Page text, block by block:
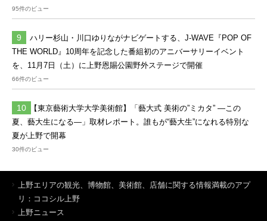
95件のビュー
ハリー杉山・川口ゆりながナビゲートする、J-WAVE『POP OF
THE WORLD』10周年を記念した番組初のアニバーサリーイベント
を、11月7日（土）に上野恩賜公園野外ステージで開催
66件のビュー
【東京藝術大学大学美術館】「藝大式 美術の”ミカタ” ―この
夏、藝大生になる―」取材レポート。誰もが“藝大生”になれる特別な
夏が上野で開幕
30件のビュー
上野エリアの観光、博物館、美術館、店舗に関する情報満載のアプ
リ：ココシル上野
上野ニュース